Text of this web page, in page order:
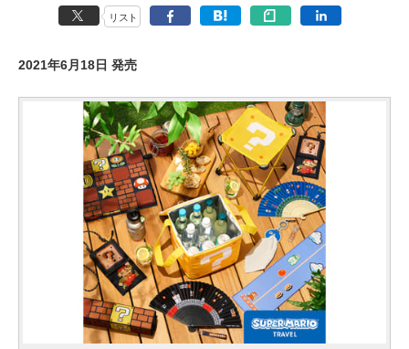
リスト
2021年6月18日 発売